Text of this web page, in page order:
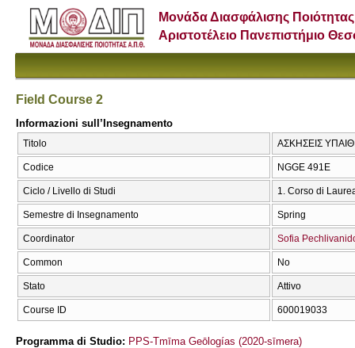
Μονάδα Διασφάλισης Ποιότητας
Αριστοτέλειο Πανεπιστήμιο
Field Course 2
Informazioni sull’Insegnamento
Titolo ΑΣΚΗΣΕΙΣ
Codice NGGE 491Ε
Ciclo / Livello di Studi 1. Corso di
Semestre di Insegnamento Spring
Coordinator Sofia
Common No
Stato Attivo
Course ID 600019033
Programma di Studio: PPS-Tmīma Geōlogías (2020-sīmera)